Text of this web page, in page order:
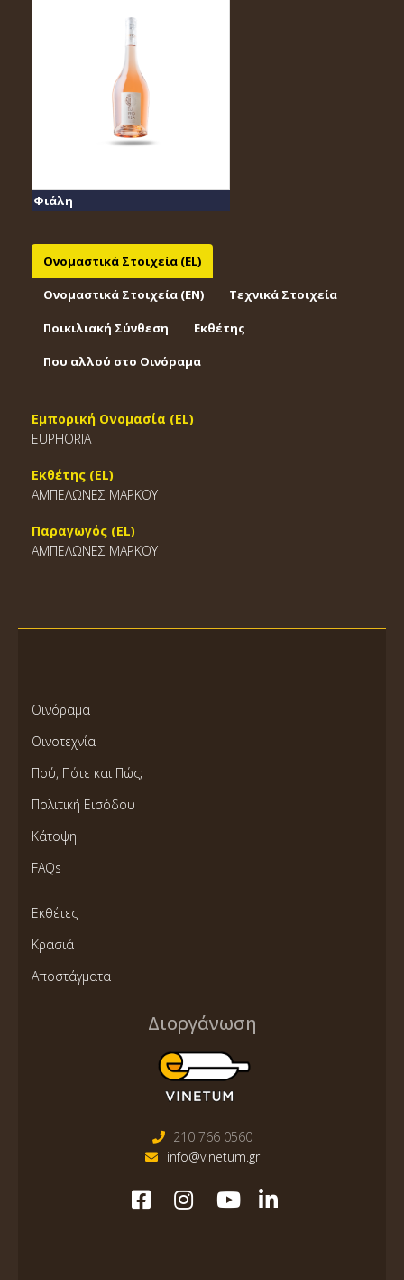
Φιάλη
Ονομαστικά Στοιχεία (EL)
Ονομαστικά Στοιχεία (EΝ) Τεχνικά Στοιχεία
Ποικιλιακή Σύνθεση Εκθέτης
Που αλλού στο Οινόραμα
Εμπορική Ονομασία (EL)
EUPHORIA
Εκθέτης (EL)
ΑΜΠΕΛΩΝΕΣ ΜΑΡΚΟΥ
Παραγωγός (EL)
ΑΜΠΕΛΩΝΕΣ ΜΑΡΚΟΥ
Οινόραμα
Οινοτεχνία
Πού, Πότε και Πώς;
Πολιτική Εισόδου
Κάτοψη
FAQs
Εκθέτες
Κρασιά
Αποστάγματα
Διοργάνωση
210 766 0560
info@vinetum.gr